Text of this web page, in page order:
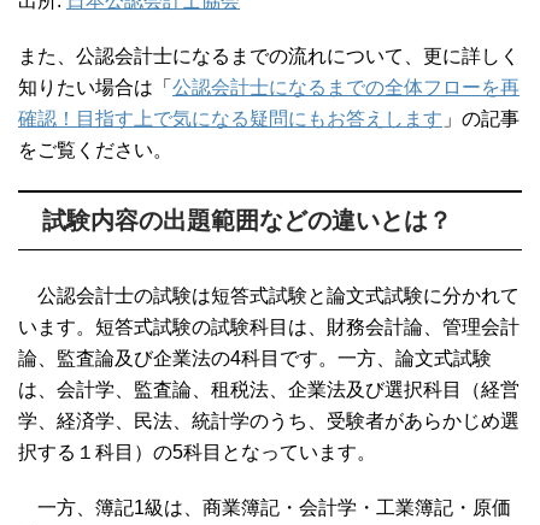
また、公認会計士になるまでの流れについて、更に詳しく
知りたい場合は「 公認会計士になるまでの全体フローを再
確認！目指す上で気になる疑問にもお答えします 」の記事
をご覧ください。
試験内容の出題範囲などの違いとは？
公認会計士の試験は短答式試験と論文式試験に分かれて
います。短答式試験の試験科目は、財務会計論、管理会計
論、監査論及び企業法の4科目です。一方、論文式試験
は、会計学、監査論、租税法、企業法及び選択科目（経営
学、経済学、民法、統計学のうち、受験者があらかじめ選
択する１科目）の5科目となっています。
一方、簿記1級は、商業簿記・会計学・工業簿記・原価